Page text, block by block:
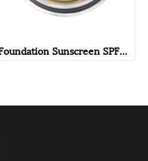
Foundation Sunscreen SPF50 PA+++ ครีมกันแดดใยไหมรองพื้น#03